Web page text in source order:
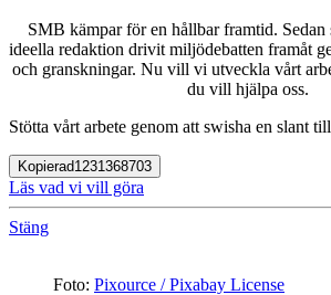
SMB kämpar för en hållbar framtid. Sedan
ideella redaktion drivit miljödebatten framåt
och granskningar. Nu vill vi utveckla vårt
du vill hjälpa oss.
Stötta vårt arbete genom att swisha en slant till
Kopierad1231368703
Läs vad vi vill göra
Stäng
Foto: Pixource / Pixabay License